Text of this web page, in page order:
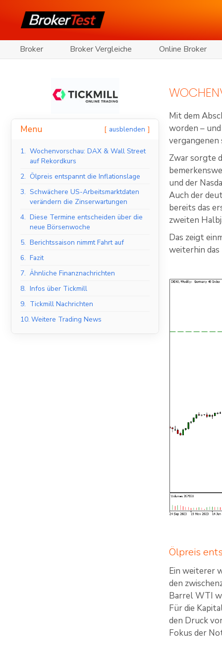
Broker Broker Vergleiche Online Broker
Menu ausblenden
1. Wochenvorschau: DAX & Wall Street
auf Rekordkurs
2. Ölpreis entspannt die Inflationslage
3. Schwächere US-Arbeitsmarktdaten
verändern die Zinserwartungen
4. Diese Termine entscheiden über die
neue Börsenwoche
5. Berichtssaison nimmt Fahrt auf
6. Fazit
7. Ähnliche Finanznachrichten
8. Infos über Tickmill
9. Tickmill Nachrichten
10. Weitere Trading News
Mit dem
worden –
Zwar sorgte
und der
Auch der
bereits das
zweiten
Das zeigt
weiterhin
Ölpreis
Ein weiterer
den
Barrel WTI
Für die
den Druck
Fokus der